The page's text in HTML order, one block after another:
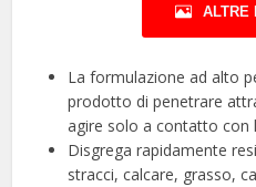
ALTRE
La formulazione ad alto
prodotto di penetrare
agire solo a contatto con
Disgrega rapidamente
stracci, calcare, grasso,